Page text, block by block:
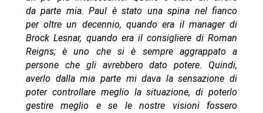
da parte mia. Paul è stato una spina nel fianco
per oltre un decennio, quando era il manager di
Brock Lesnar, quando era il consigliere di Roman
Reigns; è uno che si è sempre aggrappato a
persone che gli avrebbero dato potere. Quindi,
averlo dalla mia parte mi dava la sensazione di
poter controllare meglio la situazione, di poterlo
gestire meglio e se le nostre visioni fossero